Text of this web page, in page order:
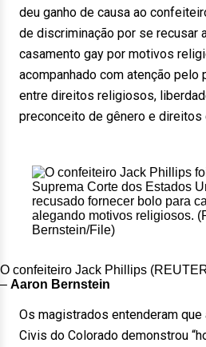
deu ganho de causa ao
de discriminação por se recusar
casamento gay por motivos
acompanhado com atenção pelo
entre direitos religiosos,
preconceito de gênero e direitos
O confeiteiro Jack Phillips
– Aaron Bernstein
Os magistrados entenderam
Civis do Colorado demonstrou